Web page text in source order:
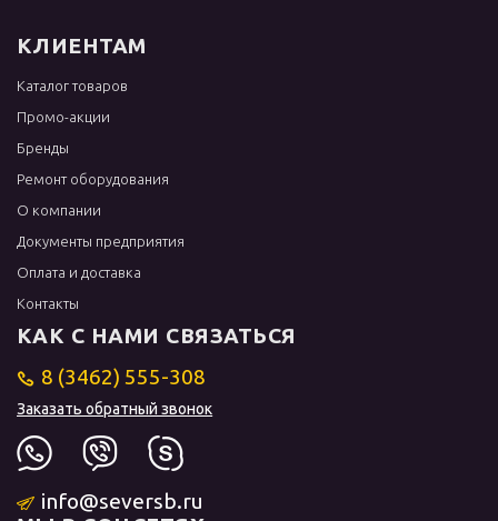
КЛИЕНТАМ
Каталог товаров
Промо-акции
Бренды
Ремонт оборудования
О компании
Документы предприятия
Оплата и доставка
Контакты
КАК С НАМИ СВЯЗАТЬСЯ
8 (3462) 555-308
Заказать обратный звонок
info@seversb.ru